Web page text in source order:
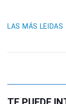
LAS MÁS LEIDAS